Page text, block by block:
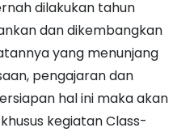
dilakukan tahun
dan dikembangkan
yang menunjang
pengajaran dan
hal ini maka akan
kegiatan Class-